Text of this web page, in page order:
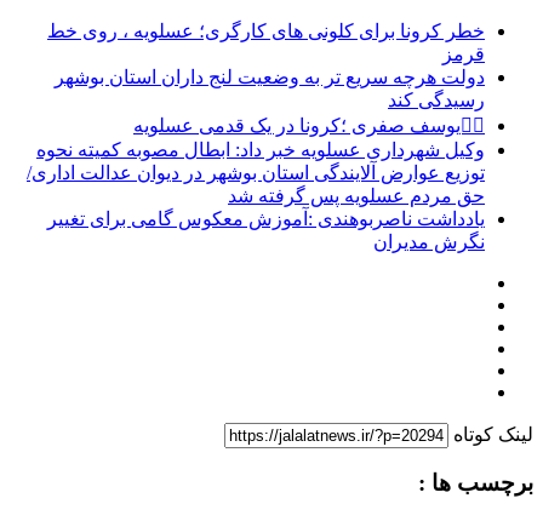
خطر کرونا براى کلونى هاى کارگرى؛ عسلویه ، روى خط
قرمز
دولت هرچه سریع تر به وضعیت لنج داران استان بوشهر
رسیدگی کند
✍🏻یوسف صفرى ؛کرونا در یک قدمی عسلویه
وکیل شهرداری عسلویه خبر داد: ابطال مصوبه کمیته نحوه
توزیع عوارض آلایندگی استان بوشهر در دیوان عدالت اداری/
حق مردم عسلویه پس گرفته شد
یادداشت ناصربوهندی :آموزش معکوس گامى براى تغییر
نگرش مدیران
لینک کوتاه
برچسب ها :